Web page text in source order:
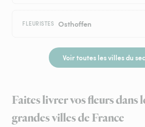
FLEURISTES Osthoffen
Voir toutes les villes du
Faites livrer vos fleurs dans
grandes villes de France